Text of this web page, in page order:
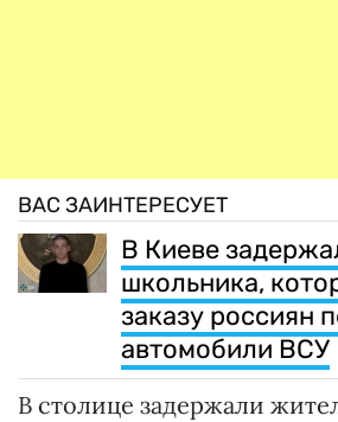
ВАС ЗАИНТЕРЕСУЕТ
В Киеве
школьника,
заказу россиян
автомобили ВСУ
В столице задержали